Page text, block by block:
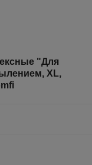
"Для
XL,